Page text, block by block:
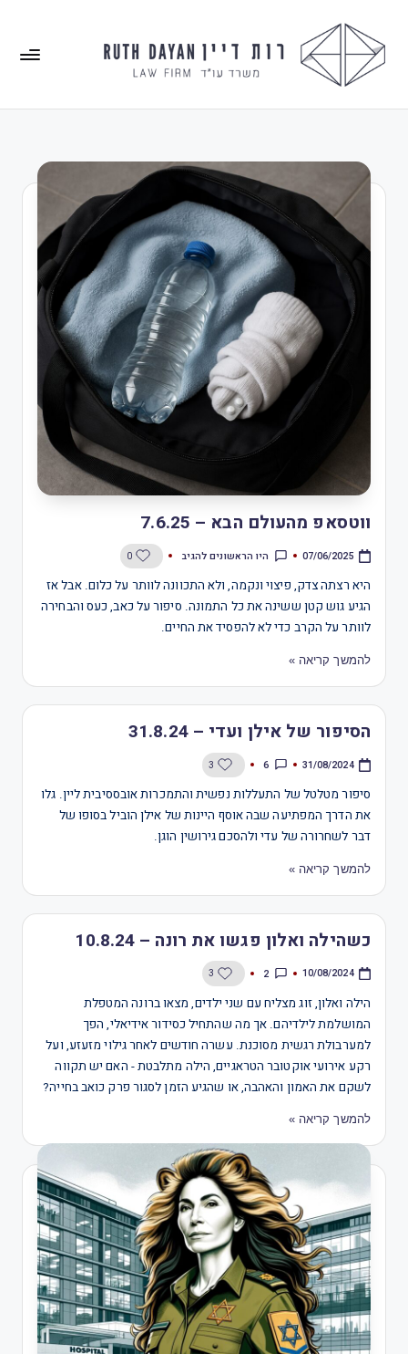
ווטסאפ מהעולם הבא – 7.6.25
07/06/2025 היו הראשונים להגיב 0
היא רצתה צדק, פיצוי ונקמה, ולא התכוונה לוותר על כלום. אבל אז
הגיע גוש קטן ששינה את כל התמונה. סיפור על כאב, כעס והבחירה
לוותר על הקרב כדי לא להפסיד את החיים.
להמשך קריאה »
הסיפור של אילן ועדי – 31.8.24
31/08/2024
6
3
סיפור מטלטל של התעללות נפשית והתמכרות אובססיבית ליין. גלו
את הדרך המפתיעה שבה אוסף היינות של אילן הוביל בסופו של
דבר לשחרורה של עדי ולהסכם גירושין הוגן.​​​​​​​​​​​​​​​​
להמשך קריאה »
כשהילה ואלון פגשו את רונה – 10.8.24
10/08/2024
2
3
הילה ואלון, זוג מצליח עם שני ילדים, מצאו ברונה המטפלת
המושלמת לילדיהם. אך מה שהתחיל כסידור אידיאלי, הפך
למערבולת רגשית מסוכנת. עשרה חודשים לאחר גילוי מזעזע, ועל
רקע אירועי אוקטובר הטראגיים, הילה מתלבטת - האם יש תקווה
לשקם את האמון והאהבה, או שהגיע הזמן לסגור פרק כואב בחייה?​​​​​​​​​​​​​​​​
להמשך קריאה »